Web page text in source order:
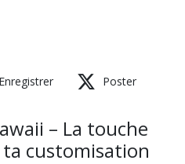
Enregistrer Poster
– La touche
customisation